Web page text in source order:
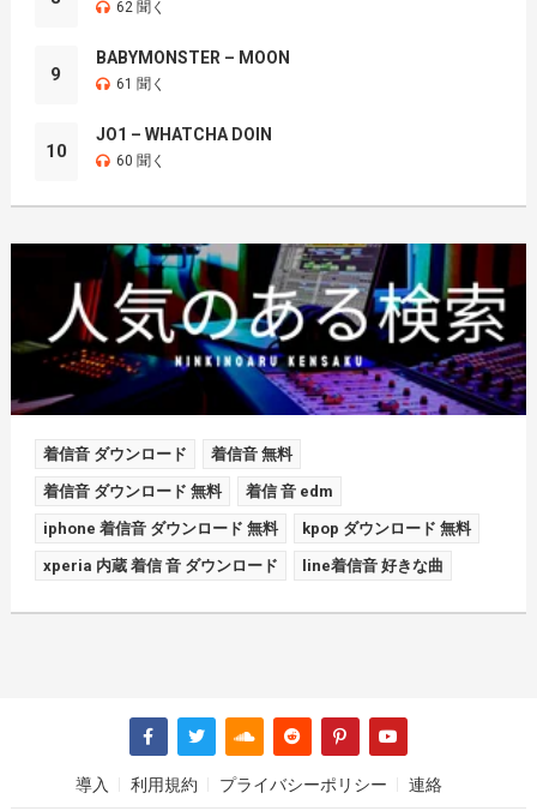
62 聞く
9
BABYMONSTER – MOON
61 聞く
10
JO1 – WHATCHA DOIN
60 聞く
着信音 ダウンロード 着信音 無料
着信音 ダウンロード 無料 着信 音 edm
iphone 着信音 ダウンロード 無料 kpop ダウンロード 無料
xperia 内蔵 着信 音 ダウンロード line着信音 好きな曲
導入 利用規約 プライバシーポリシー 連絡